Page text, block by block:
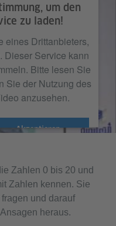
um den
zu laden!
eines Drittanbieters,
Dieser Service kann
Bitte lesen Sie
Sie der Nutzung des
anzusehen.
Akzeptieren
Zahlen 0 bis 20 und
Zahlen kennen. Sie
und darauf
heraus.